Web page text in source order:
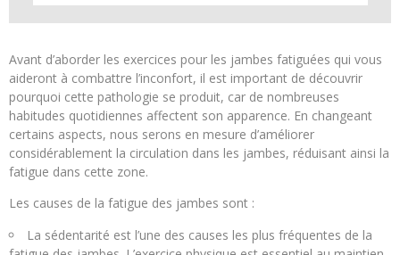
Avant d’aborder les exercices pour les jambes fatiguées qui vous
aideront à combattre l’inconfort, il est important de découvrir
pourquoi cette pathologie se produit, car de nombreuses
habitudes quotidiennes affectent son apparence. En changeant
certains aspects, nous serons en mesure d’améliorer
considérablement la circulation dans les jambes, réduisant ainsi la
fatigue dans cette zone.
Les causes de la fatigue des jambes sont :
La sédentarité est l’une des causes les plus fréquentes de la